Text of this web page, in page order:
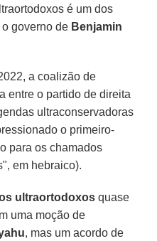
é um dos
governo de Benjamin
a coalizão de
entre o partido de direita
ultraconservadoras
o primeiro-
para os chamados
em hebraico).
ultraortodoxos quase
uma moção de
, mas um acordo de